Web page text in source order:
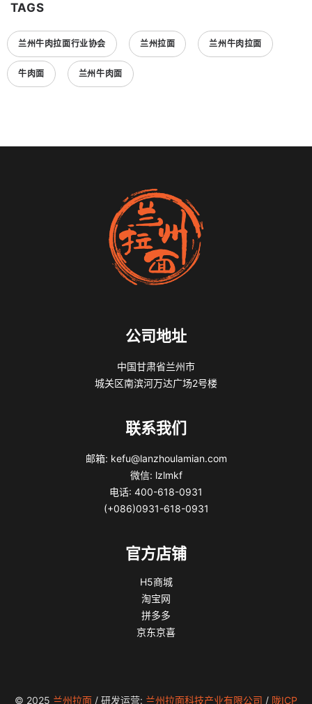
TAGS
兰州牛肉拉面行业协会 兰州拉面 兰州牛肉拉面
牛肉面 兰州牛肉面
公司地址
中国甘肃省兰州市
城关区南滨河万达广场2号楼
联系我们
邮箱: kefu@lanzhoulamian.com
微信: lzlmkf
电话: 400-618-0931
(+086)0931-618-0931
官方店铺
H5商城
淘宝网
拼多多
京东京喜
© 2025 兰州拉面 / 研发运营: 兰州拉面科技产业有限公司 / 陇ICP